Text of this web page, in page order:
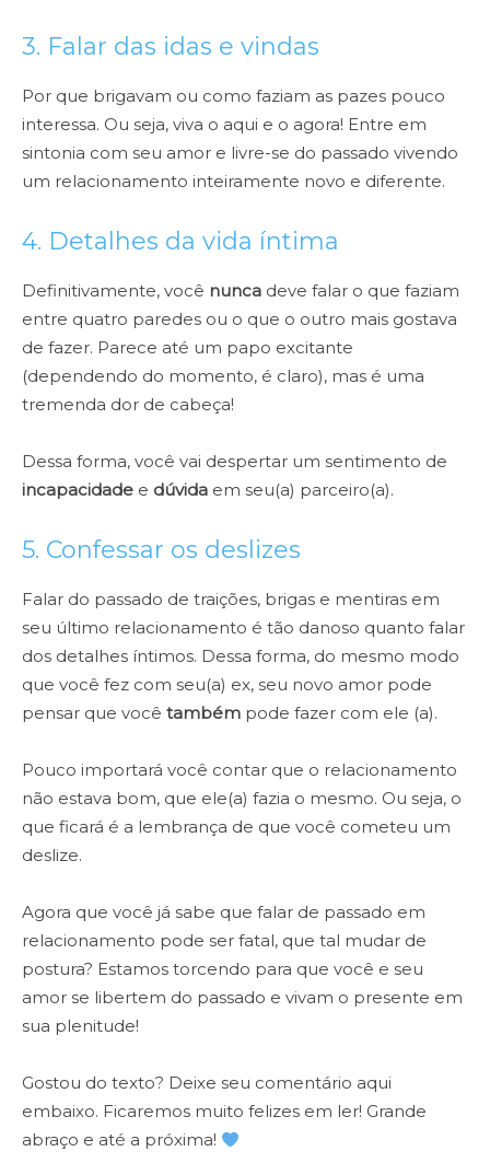
3. Falar das idas e vindas
Por que brigavam ou como faziam as pazes pouco
interessa. Ou seja, viva o aqui e o agora! Entre em
sintonia com seu amor e livre-se do passado vivendo
um relacionamento inteiramente novo e diferente.
4. Detalhes da vida íntima
Definitivamente, você nunca deve falar o que faziam
entre quatro paredes ou o que o outro mais gostava
de fazer. Parece até um papo excitante
(dependendo do momento, é claro), mas é uma
tremenda dor de cabeça!
Dessa forma, você vai despertar um sentimento de
incapacidade e dúvida em seu(a) parceiro(a).
5. Confessar os deslizes
Falar do passado de traições, brigas e mentiras em
seu último relacionamento é tão danoso quanto falar
dos detalhes íntimos. Dessa forma, do mesmo modo
que você fez com seu(a) ex, seu novo amor pode
pensar que você também pode fazer com ele (a).
Pouco importará você contar que o relacionamento
não estava bom, que ele(a) fazia o mesmo. Ou seja, o
que ficará é a lembrança de que você cometeu um
deslize.
Agora que você já sabe que falar de passado em
relacionamento pode ser fatal, que tal mudar de
postura? Estamos torcendo para que você e seu
amor se libertem do passado e vivam o presente em
sua plenitude!
Gostou do texto? Deixe seu comentário aqui
embaixo. Ficaremos muito felizes em ler! Grande
abraço e até a próxima!